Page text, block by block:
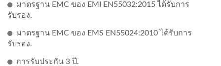
มาตรฐาน EMC ของ EMI EN55032:2015 ได้รับการ
รับรอง.
มาตรฐาน EMC ของ EMS EN55024:2010 ได้รับการ
รับรอง.
การรับประกัน 3 ปี.